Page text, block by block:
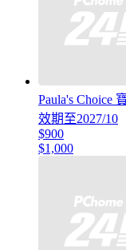
Paula's Choice
效期至2027/10
$900
$1,000